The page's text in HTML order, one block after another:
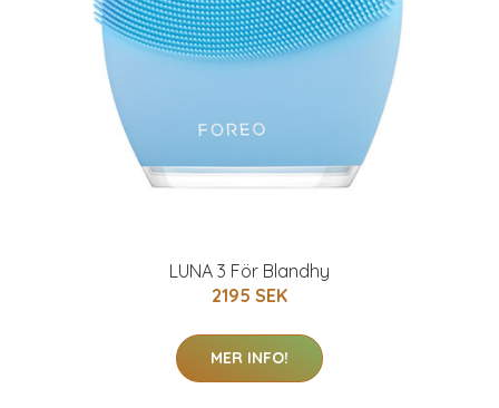
LUNA 3 För Blandhy
2195 SEK
MER INFO!